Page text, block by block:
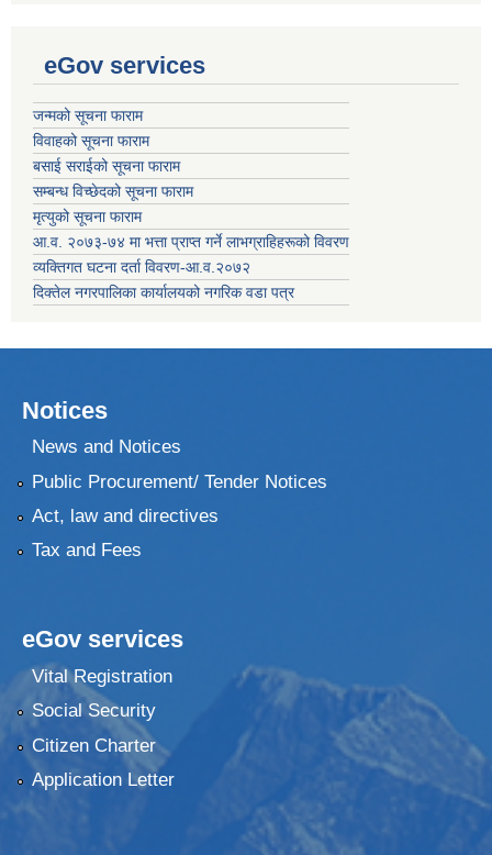
eGov services
जन्मको सूचना फाराम
विवाहको सूचना फाराम
बसाई सराईको सूचना फाराम
सम्बन्ध विच्छेदको सूचना फाराम
मृत्युको सूचना फाराम
आ.व. २०७३-७४ मा भत्ता प्राप्त गर्ने लाभग्राहिहरूको विवरण
व्यक्तिगत घटना दर्ता विवरण-आ.व.२०७२
दिक्तेल नगरपालिका कार्यालयको नगरिक वडा पत्र
Notices
News and Notices
Public Procurement/ Tender Notices
Act, law and directives
Tax and Fees
eGov services
Vital Registration
Social Security
Citizen Charter
Application Letter